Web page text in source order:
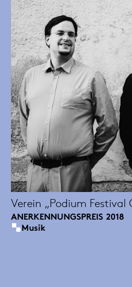
Verein „Podium Festival
ANERKENNUNGSPREIS 2018
Musik